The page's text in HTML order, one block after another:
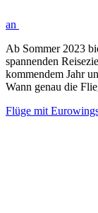
an
Ab Sommer 2023
spannenden
kommendem Jahr
Wann genau die
Flüge mit